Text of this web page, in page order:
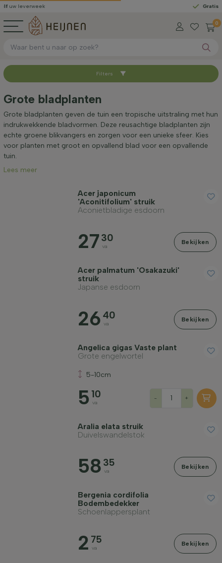
Gratis geleverd
0
Sorteer op
Beschikbaar
Hoogte bij levering (cm)
Volwassen hoogte (cm)
Filters
Grote bladplanten
Grote bladplanten geven de tuin een tropische uitstraling met hun
indrukwekkende bladvormen. Deze reusachtige bladplanten zijn
echte groene blikvangers en zorgen voor een unieke sfeer. Kies
voor planten met groot en opvallend blad voor een opvallende
tuin.
Lees meer
Acer japonicum
'Aconitifolium' struik
Aconietbladige esdoorn
27 30
va
Bekijken
Acer palmatum 'Osakazuki'
struik
Japanse esdoorn
26 40
va
Bekijken
Angelica gigas Vaste plant
Grote engelwortel
5-10cm
5 10
va
- +
Aralia elata struik
Duivelswandelstok
58 35
va
Bekijken
Bergenia cordifolia
Bodembedekker
Schoenlappersplant
2 75
va
Bekijken